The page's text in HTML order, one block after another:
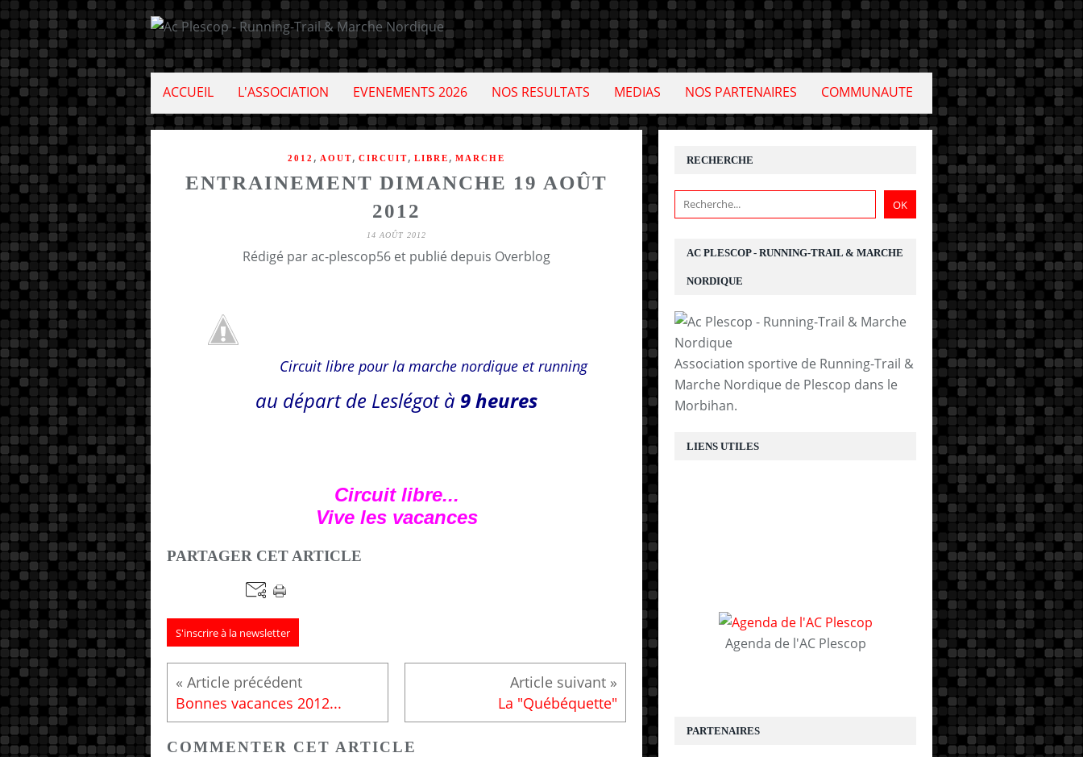
ACCUEIL L'ASSOCIATION EVENEMENTS 2026 NOS RESULTATS MEDIAS NOS PARTENAIRES COMMUNAUTE
2012 , AOUT, CIRCUIT, LIBRE , MARCHE
ENTRAINEMENT DIMANCHE 19 AOÛT
2012
14 AOÛT 2012
Rédigé par ac-plescop56 et publié depuis Overblog
Circuit libre pour la marche nordique et running
au départ de Leslégot à 9 heures
Circuit libre...
Vive les vacances
PARTAGER CET ARTICLE
S'inscrire à la newsletter
Bonnes vacances 2012... La "Québéquette"
COMMENTER CET ARTICLE
RECHERCHE
AC PLESCOP - RUNNING-TRAIL & MARCHE
NORDIQUE
Association sportive de Running-Trail &
Marche Nordique de Plescop dans le
Morbihan.
LIENS UTILES
Agenda de l'AC Plescop
PARTENAIRES